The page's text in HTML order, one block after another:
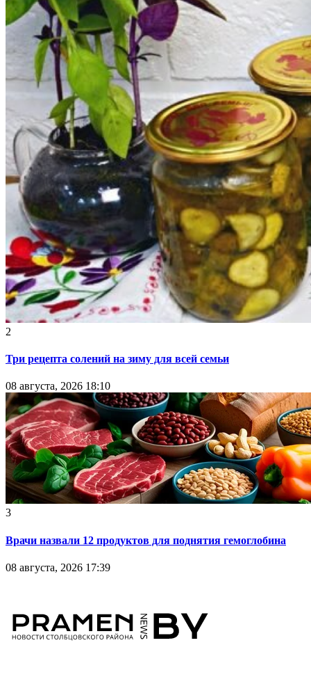
2
Три рецепта солений на зиму для всей семьи
08 августа, 2026 18:10
3
Врачи назвали 12 продуктов для поднятия гемоглобина
08 августа, 2026 17:39